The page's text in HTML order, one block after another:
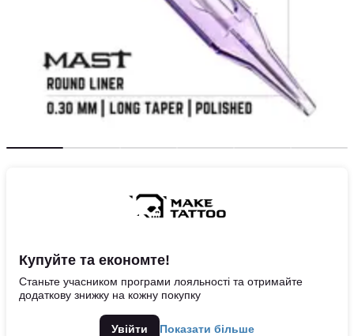
Купуйте та економте!
Станьте учасником програми лояльності та отримайте
додаткову знижку на кожну покупку
Увійти Показати більше